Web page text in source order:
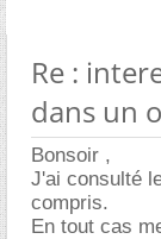
Re :
dans un
Bonsoir ,
J'ai consulté
compris.
En tout cas